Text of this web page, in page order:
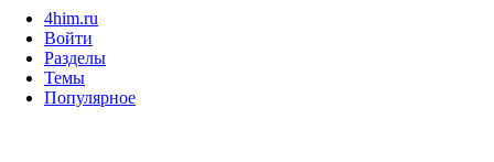
4him.ru
Войти
Разделы
Темы
Популярное